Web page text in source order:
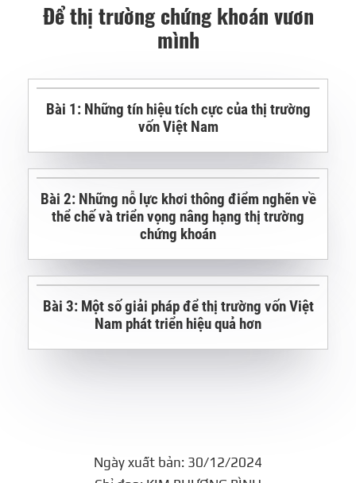
Để thị trường chứng khoán vươn
mình
Bài 1: Những tín hiệu tích cực của thị trường
vốn Việt Nam
Bài 2: Những nỗ lực khơi thông điểm nghẽn về
thể chế và triển vọng nâng hạng thị trường
chứng khoán
Bài 3: Một số giải pháp để thị trường vốn Việt
Nam phát triển hiệu quả hơn
Ngày xuất bản: 30/12/2024